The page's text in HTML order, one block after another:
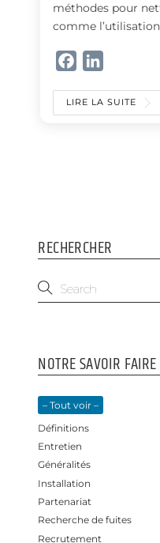
méthodes pour
comme
c
n
LIRE LA SUITE
RECHERCHER
NOTRE SAVOIR FAIRE
– Tout voir –
Définitions
Entretien
Généralités
Installation
Partenariat
Recherche de fuites
Recrutement